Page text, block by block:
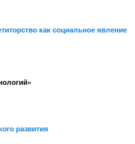
как социальное явление
развития